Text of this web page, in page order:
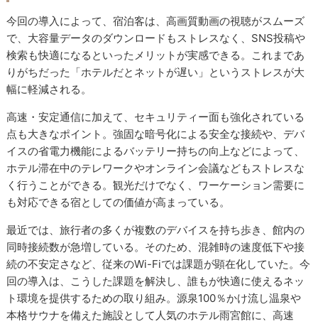
今回の導入によって、宿泊客は、高画質動画の視聴がスムーズ
で、大容量データのダウンロードもストレスなく、SNS投稿や
検索も快適になるといったメリットが実感できる。これまであ
りがちだった「ホテルだとネットが遅い」というストレスが大
幅に軽減される。
高速・安定通信に加えて、セキュリティー面も強化されている
点も大きなポイント。強固な暗号化による安全な接続や、デバ
イスの省電力機能によるバッテリー持ちの向上などによって、
ホテル滞在中のテレワークやオンライン会議などもストレスな
く行うことができる。観光だけでなく、ワーケーション需要に
も対応できる宿としての価値が高まっている。
最近では、旅行者の多くが複数のデバイスを持ち歩き、館内の
同時接続数が急増している。そのため、混雑時の速度低下や接
続の不安定さなど、従来のWi-Fiでは課題が顕在化していた。今
回の導入は、こうした課題を解決し、誰もが快適に使えるネッ
ト環境を提供するための取り組み。源泉100％かけ流し温泉や
本格サウナを備えた施設として人気のホテル雨宮館に、高速